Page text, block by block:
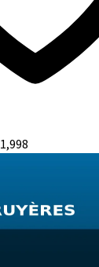
1,998